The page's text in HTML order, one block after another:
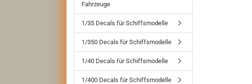
Fahrzeuge
1/35 Decals für Schiffsmodelle
1/350 Decals für Schiffsmodelle
1/40 Decals für Schiffsmodelle
1/400 Decals für Schiffsmodelle